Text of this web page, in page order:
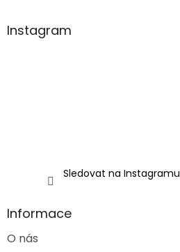
aInstagram
Sledovat na Instagramu
Informace
O nás